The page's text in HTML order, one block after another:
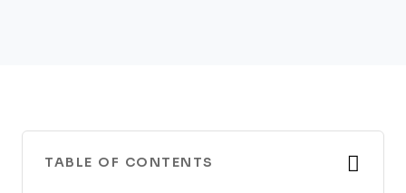
TABLE OF CONTENTS